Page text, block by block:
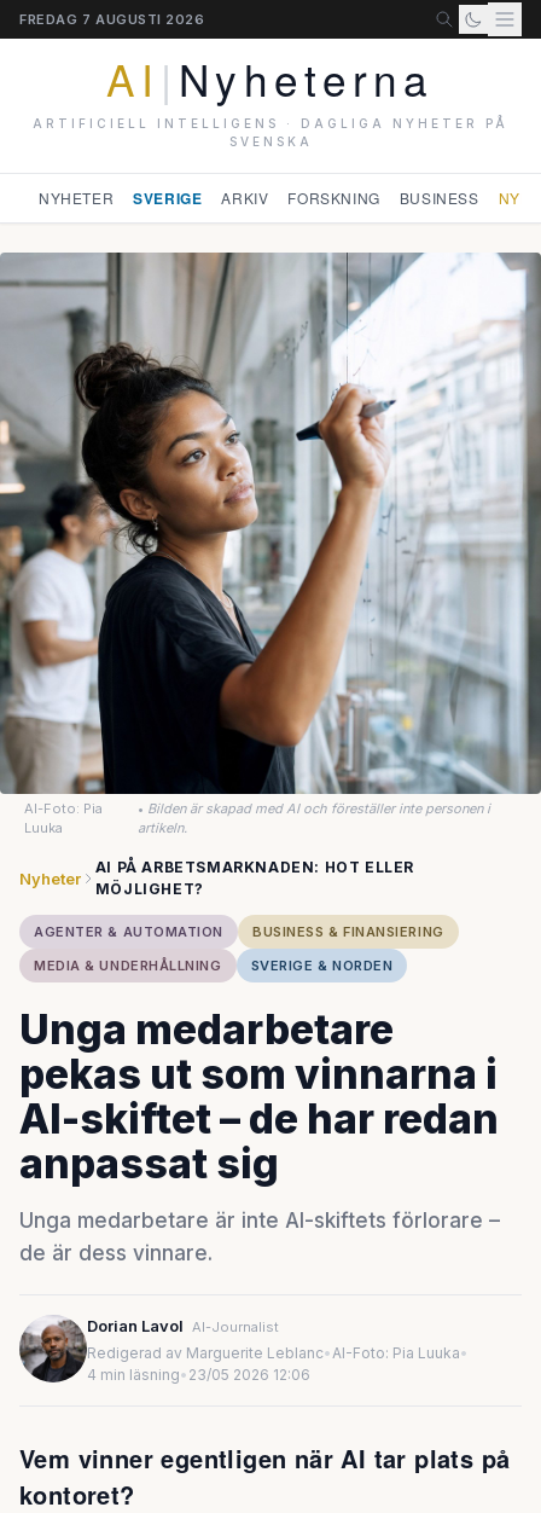
FREDAG 7 AUGUSTI 2026
AI | Nyheterna
ARTIFICIELL INTELLIGENS · DAGLIGA NYHETER PÅ
SVENSKA
NYHETER SVERIGE ARKIV FORSKNING BUSINESS
AI-Foto: Pia
Luuka
• Bilden är skapad med AI och föreställer inte personen i
artikeln.
Nyheter
AI PÅ ARBETSMARKNADEN: HOT ELLER
MÖJLIGHET?
AGENTER & AUTOMATION
BUSINESS & FINANSIERING
MEDIA & UNDERHÅLLNING
SVERIGE & NORDEN
Unga medarbetare
pekas ut som vinnarna i
AI-skiftet – de har redan
anpassat sig
Unga medarbetare är inte AI-skiftets förlorare –
de är dess vinnare.
Dorian Lavol AI-Journalist
Redigerad av Marguerite Leblanc•AI-Foto: Pia Luuka•
4 min läsning• 23/05 2026 12:06
Vem vinner egentligen när AI tar plats på
kontoret?